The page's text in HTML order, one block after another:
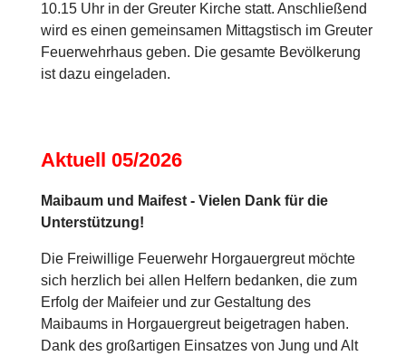
10.15 Uhr in der Greuter Kirche statt. Anschließend
wird es einen gemeinsamen Mittagstisch im Greuter
Feuerwehrhaus geben. Die gesamte Bevölkerung
ist dazu eingeladen.
Aktuell 05/2026
Maibaum und Maifest - Vielen Dank für die
Unterstützung!
Die Freiwillige Feuerwehr Horgauergreut möchte
sich herzlich bei allen Helfern bedanken, die zum
Erfolg der Maifeier und zur Gestaltung des
Maibaums in Horgauergreut beigetragen haben.
Dank des großartigen Einsatzes von Jung und Alt